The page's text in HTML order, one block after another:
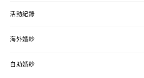
活動紀錄
海外婚紗
自助婚紗